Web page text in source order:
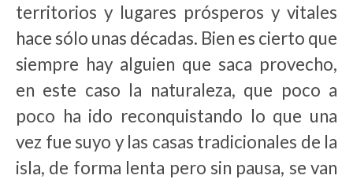
territorios y lugares prósperos y vitales
hace sólo unas décadas. Bien es cierto que
siempre hay alguien que saca provecho,
en este caso la naturaleza, que poco a
poco ha ido reconquistando lo que una
vez fue suyo y las casas tradicionales de la
isla, de forma lenta pero sin pausa, se van